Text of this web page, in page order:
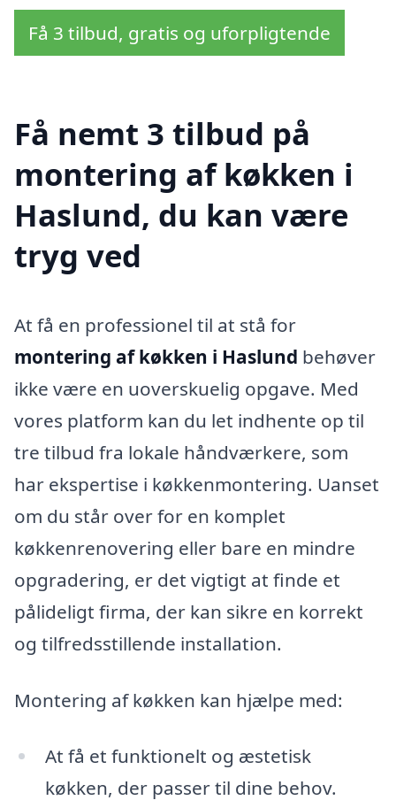
Få 3 tilbud, gratis og uforpligtende
Få nemt 3 tilbud på
montering af køkken i
Haslund, du kan være
tryg ved
At få en professionel til at stå for
montering af køkken i Haslund behøver
ikke være en uoverskuelig opgave. Med
vores platform kan du let indhente op til
tre tilbud fra lokale håndværkere, som
har ekspertise i køkkenmontering. Uanset
om du står over for en komplet
køkkenrenovering eller bare en mindre
opgradering, er det vigtigt at finde et
pålideligt firma, der kan sikre en korrekt
og tilfredsstillende installation.
Montering af køkken kan hjælpe med:
At få et funktionelt og æstetisk
køkken, der passer til dine behov.